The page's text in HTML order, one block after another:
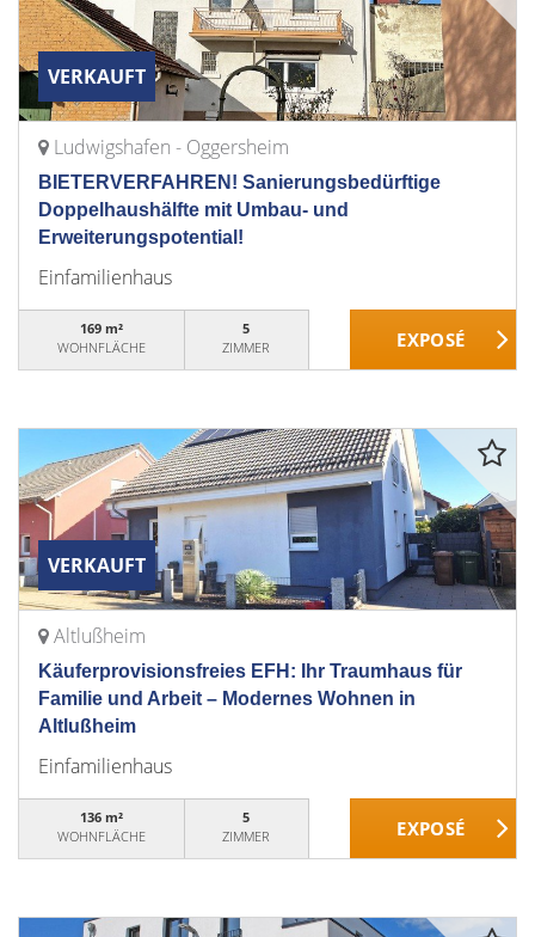
VERKAUFT
Ludwigshafen - Oggersheim
BIETERVERFAHREN! Sanierungsbedürftige
Doppelhaushälfte mit Umbau- und
Erweiterungspotential!
Einfamilienhaus
169 m²
WOHNFLÄCHE
5
ZIMMER
VERKAUFT
Altlußheim
Käuferprovisionsfreies EFH: Ihr Traumhaus für
Familie und Arbeit – Modernes Wohnen in
Altlußheim
Einfamilienhaus
136 m²
WOHNFLÄCHE
5
ZIMMER